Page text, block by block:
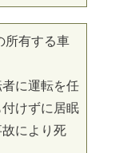
所有する車
に運転を任
けずに居眠
により死